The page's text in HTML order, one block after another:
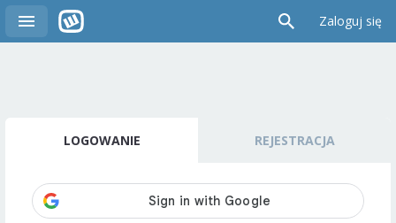
Zaloguj się
LOGOWANIE REJESTRACJA